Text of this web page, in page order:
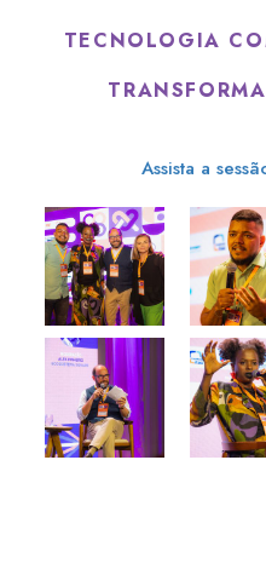
TECNOLOGIA
Assista a